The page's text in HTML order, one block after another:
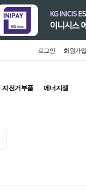
로그인 회원가입
자전거부품 에너지젤